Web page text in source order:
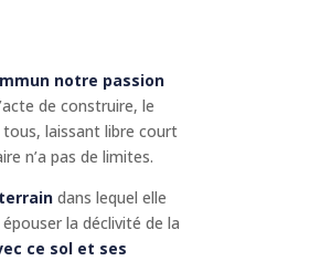
notre passion
de construire, le
laissant libre court
n’a pas de limites.
dans lequel elle
la déclivité de la
ce sol et ses